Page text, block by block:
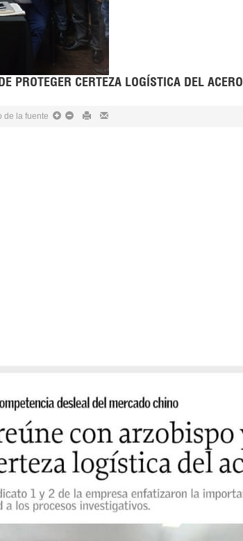
PROTEGER CERTEZA LOGÍSTICA DEL ACERO
de la fuente